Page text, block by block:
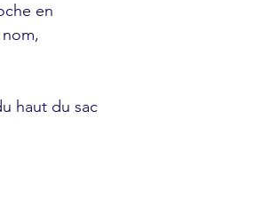
en
haut du sac